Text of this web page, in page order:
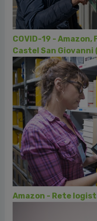
Omadadesign